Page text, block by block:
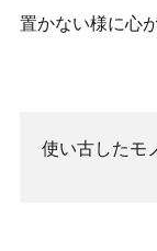
置かない様に心
使い古したモ